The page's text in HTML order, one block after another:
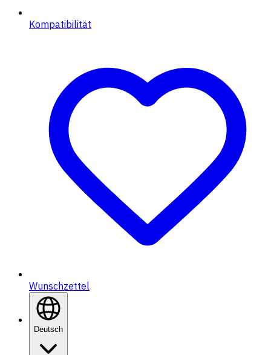
Kompatibilität
Wunschzettel
Deutsch